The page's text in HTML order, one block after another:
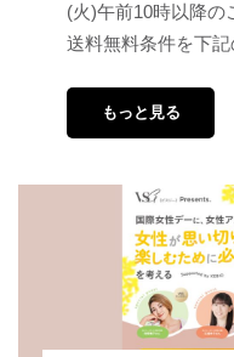
(火)午前10時以降の
送料無料条件を下
もっと見る